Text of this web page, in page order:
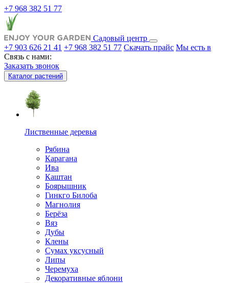
+7 968 382 51 77
Садовый центр
+7 903 626 21 41 +7 968 382 51 77 Скачать прайс Мы есть в
Связь с нами:
Заказать звонок
Каталог растений
Лиственные деревья
Рябина
Карагана
Ива
Каштан
Боярышник
Гинкго Билоба
Магнолия
Берёза
Вяз
Дубы
Клены
Сумах уксусный
Липы
Черемуха
Декоративные яблони